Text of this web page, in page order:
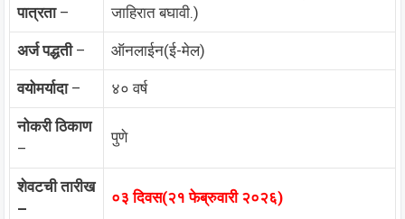
पात्रता–
जाहिरात बघावी.)
अर्ज पद्धती– ऑनलाईन(ई-मेल)
वयोमर्यादा– ४० वर्ष
नोकरी ठिकाण
–
पुणे
शेवटची तारीख
–
०३ दिवस(२१ फेब्रुवारी २०२६)